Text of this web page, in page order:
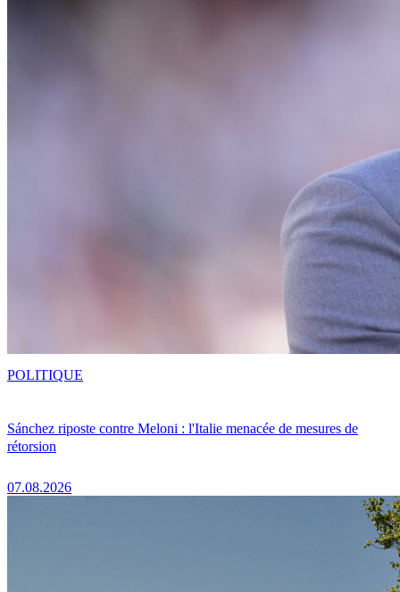
Sánchez riposte contre Meloni : l'Italie menacée de mesures de
rétorsion
07.08.2026
POLITIQUE